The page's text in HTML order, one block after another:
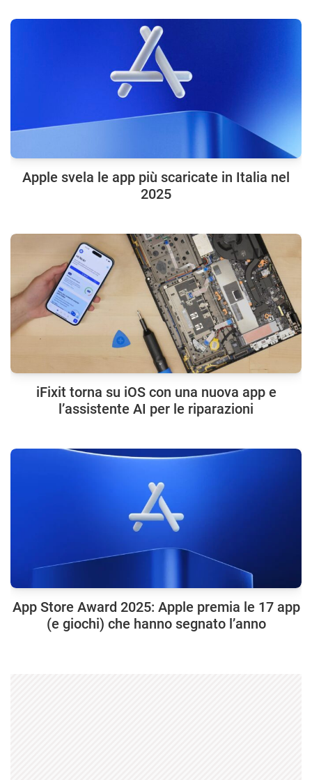
Apple svela le app più scaricate in Italia nel
2025
iFixit torna su iOS con una nuova app e
l’assistente AI per le riparazioni
App Store Award 2025: Apple premia le 17 app
(e giochi) che hanno segnato l’anno